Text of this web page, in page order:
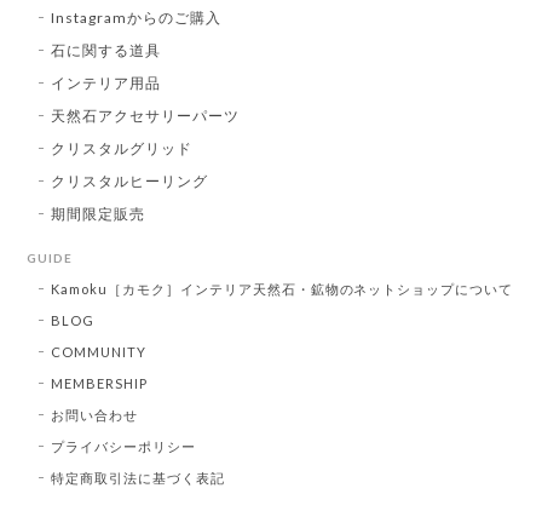
Instagramからのご購入
石に関する道具
インテリア用品
天然石アクセサリーパーツ
クリスタルグリッド
クリスタルヒーリング
期間限定販売
GUIDE
Kamoku［カモク］インテリア天然石・鉱物のネットショップについて
BLOG
COMMUNITY
MEMBERSHIP
お問い合わせ
プライバシーポリシー
特定商取引法に基づく表記